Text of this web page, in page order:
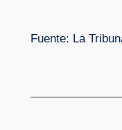
Fuente: La